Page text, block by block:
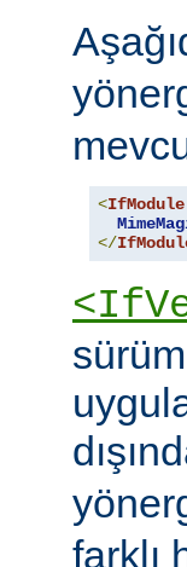
<IfModule
</
farklı